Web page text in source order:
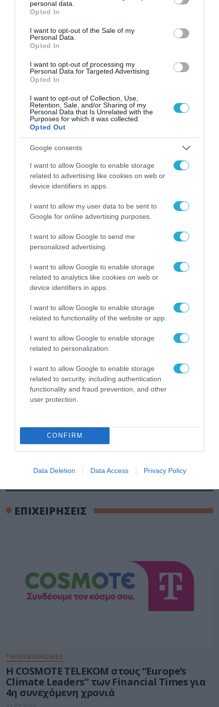
grant or deny consent to Google and its third-party tags to
use your data for below specified purposes in below Google
consent section.
personal data.
Opted In
I want to opt-out of the Sale of my
Personal Data.
Opted In
I want to opt-out of processing my
Personal Data for Targeted Advertising.
Opted In
I want to opt-out of Collection, Use,
Retention, Sale, and/or Sharing of my
Personal Data that Is Unrelated with the
Purposes for which it was collected.
Opted Out
Google consents
I want to allow Google to enable storage
related to advertising like cookies on web or
device identifiers in apps.
I want to allow my user data to be sent to
Google for online advertising purposes.
I want to allow Google to send me
personalized advertising.
I want to allow Google to enable storage
related to analytics like cookies on web or
device identifiers in apps.
I want to allow Google to enable storage
related to functionality of the website or app.
I want to allow Google to enable storage
related to personalization.
I want to allow Google to enable storage
related to security, including authentication
functionality and fraud prevention, and other
user protection.
CONFIRM
Data Deletion Data Access Privacy Policy
ΡΟΗ ΕΙΔΗΣΕΩΝ
Το χρηματοδοτούμενο
από την ΕΕ έργο “The
Gaming Police”
των παιδιών στο
διαδίκτυο
31.07.2026
ΑΑΔΕ: Διευκρινίσεις
για τα πρόστιμα σε
παραβάσεις που
αφορούν τους ΦΗΜ
31.07.2026
Σ. Καλαφάτης: «Η
Τεχνητή Νοημοσύνη
νέα τεχνολογία, είναι
μια νέα βιομηχανική
επανάσταση»
31.07.2026
για τη χρηματοδότηση
των ελληνικών
χώρο της άμυνας
Η πιο ταξιδιάρικη
καλοκαιριού έχει την
υπογραφή της Xiaomi
31.07.2026
ΟΛΗ Η ΡΟΗ ΕΙΔΗΣΕΩΝ
ΕΠΙΧΕΙΡΗΣΕΙΣ
ΤΗΛΕΠΙΚΟΙΝΩΝΙΕΣ
Η COSMOTE TELEKOM στους “Europe’s
Climate Leaders” των Financial Times για
4η συνεχόμενη χρονιά